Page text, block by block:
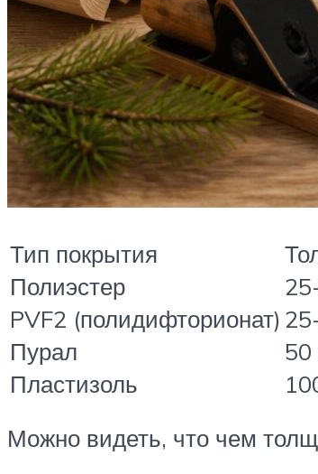
Тип покрытия
Полиэстер
PVF2 (полидифторионат)
Пурал
50
Пластизоль
Можно видеть, что чем